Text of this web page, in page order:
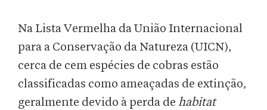
Na Lista Vermelha da União Internacional
para a Conservação da Natureza (UICN),
cerca de cem espécies de cobras estão
classificadas como ameaçadas de extinção,
geralmente devido à perda de habitat